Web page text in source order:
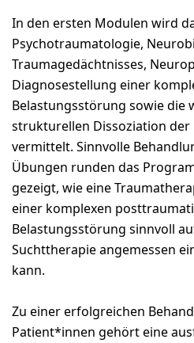
In den ersten Modulen wird
Psychotraumatologie,
Traumagedächtnisses,
Diagnosestellung einer
Belastungsstörung sowie die
strukturellen Dissoziation der
vermittelt. Sinnvolle
Übungen runden das
gezeigt, wie eine
einer komplexen
Belastungsstörung sinnvoll
Suchttherapie angemessen
kann.
Zu einer erfolgreichen
Patient*innen gehört eine